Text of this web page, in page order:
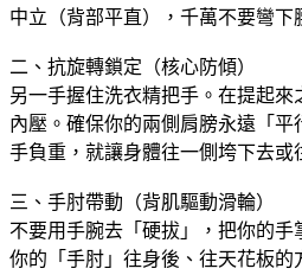
中立（背部平直），千萬不要彎下
​二、抗旋轉鎖定（核心防傾）
另一手握住洗衣精把手。在提起
內壓。確保你的兩側肩膀永遠「
手負重，就讓身體往一側垮下去或
​三、手肘帶動（背肌驅動滑輪）
不要用手腕去「硬拔」，把你的
你的「手肘」往身後、往天花板的